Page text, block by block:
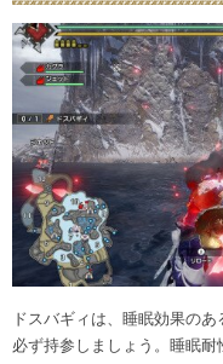
ドスバギィは、睡眠効果の
必ず持参しましょう。睡眠耐